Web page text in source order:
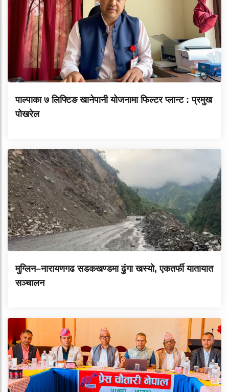
पाल्पाका ७ लिफ्टिङ खानेपानी योजनामा फिल्टर प्लान्ट : प्रमुख
पोखरेल
मुग्लिन–नारायणगढ सडकखण्डमा ढुंगा खस्यो, एकतर्फी यातायात
सञ्चालन